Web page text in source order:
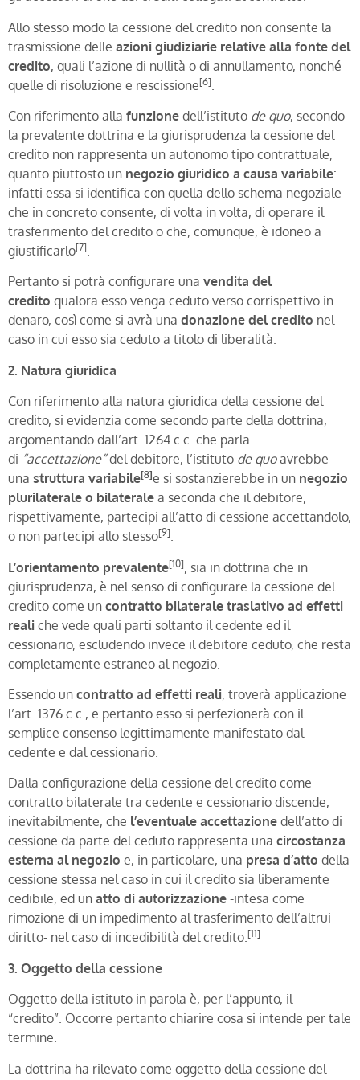
Allo stesso modo la cessione del credito non consente la
trasmissione delle azioni giudiziarie relative alla fonte del
credito, quali l’azione di nullità o di annullamento, nonché
quelle di risoluzione e rescissione[6]
Con riferimento alla funzione dell’istituto de quo, secondo
la prevalente dottrina e la giurisprudenza la cessione del
credito non rappresenta un autonomo tipo contrattuale,
quanto piuttosto un negozio giuridico a causa variabile:
infatti essa si identifica con quella dello schema negoziale
che in concreto consente, di volta in volta, di operare il
trasferimento del credito o che, comunque, è idoneo a
giustificarlo[7].
Pertanto si potrà configurare una vendita del
credito qualora esso venga ceduto verso corrispettivo in
denaro, così come si avrà una donazione del credito nel
caso in cui esso sia ceduto a titolo di liberalità.
2. Natura giuridica
Con riferimento alla natura giuridica della cessione del
credito, si evidenzia come secondo parte della dottrina,
argomentando dall’art. 1264 c.c. che parla
di “accettazione”del debitore, l’istituto de quoavrebbe
una struttura variabile[8]e si sostanzierebbe in un negozio
plurilaterale o bilaterale a seconda che il debitore,
rispettivamente, partecipi all’atto di cessione accettandolo,
o non partecipi allo stesso[9].
L’orientamento prevalente[10], sia in dottrina che in
giurisprudenza, è nel senso di configurare la cessione del
credito come un contratto bilaterale traslativo ad effetti
reali che vede quali parti soltanto il cedente ed il
cessionario, escludendo invece il debitore ceduto, che resta
completamente estraneo al negozio.
Essendo un contratto ad effetti reali, troverà applicazione
l’art. 1376 c.c., e pertanto esso si perfezionerà con il
semplice consenso legittimamente manifestato dal
cedente e dal cessionario.
Dalla configurazione della cessione del credito come
contratto bilaterale tra cedente e cessionario discende,
inevitabilmente, che l’eventuale accettazione dell’atto di
cessione da parte del ceduto rappresenta una circostanza
esterna al negozio e, in particolare, una presa d’atto della
cessione stessa nel caso in cui il credito sia liberamente
cedibile, ed un atto di autorizzazione -intesa come
rimozione di un impedimento al trasferimento dell’altrui
diritto- nel caso di incedibilità del credito.[11]
3. Oggetto della cessione
Oggetto della istituto in parola è, per l’appunto, il
“credito”. Occorre pertanto chiarire cosa si intende per tale
termine.
La dottrina ha rilevato come oggetto della cessione del